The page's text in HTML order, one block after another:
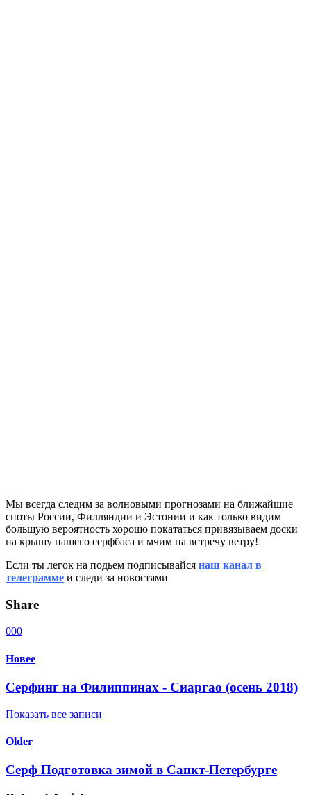
Мы всегда следим за волновыми прогнозами на ближайшие
споты России, Филляндии и Эстонии и как только видим
большую вероятность хорошо покататься привязываем доски
на крышу нашего серфбаса и мчим на встречу ветру!
Если ты легок на подьем подписывайся наш канал в
телеграмме и следи за новостями
Share
000
Новее
Серфинг на Филиппинах - Сиаргао (осень 2018)
Показать все записи
Older
Серф Подготовка зимой в Санкт-Петербурге